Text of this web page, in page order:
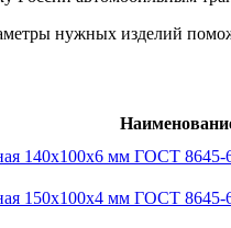
нужных изделий
140x100x6 мм ГОСТ 8645-
150x100x4 мм ГОСТ 8645-